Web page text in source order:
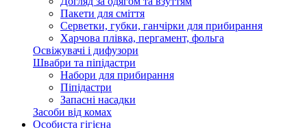
Пакети для сміття
Серветки, губки, ганчірки для прибирання
Харчова плівка, пергамент, фольга
Освіжувачі і дифузори
Швабри та піпідастри
Набори для прибирання
Піпідастри
Запасні насадки
Засоби від комах
Особиста гігієна